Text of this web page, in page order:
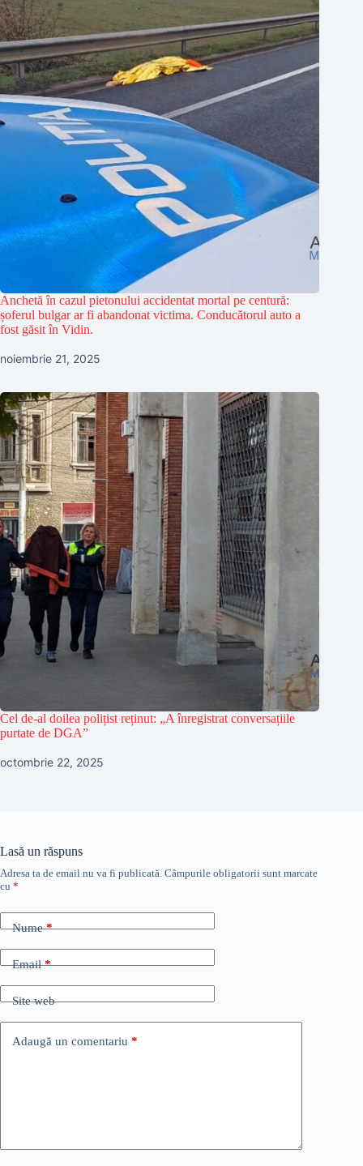
Anchetă în cazul pietonului accidentat mortal pe centură:
șoferul bulgar ar fi abandonat victima. Conducătorul auto a
fost găsit în Vidin.
noiembrie 21, 2025
Cel de-al doilea polițist reținut: „A înregistrat conversațiile
purtate de DGA”
octombrie 22, 2025
Lasă un răspuns
Adresa ta de email nu va fi publicată. Câmpurile obligatorii sunt marcate
cu *
Nume*
Email*
Site web
Adaugă un comentariu *